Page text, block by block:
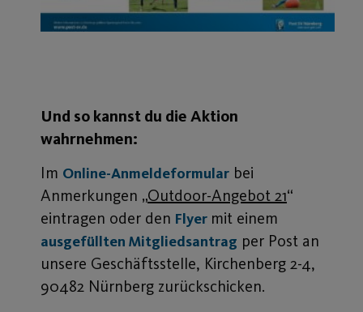
Und so kannst du die Aktion
wahrnehmen:
Im Online-Anmeldeformular bei
Anmerkungen „Outdoor-Angebot 21“
eintragen oder den Flyer mit einem
ausgefüllten Mitgliedsantrag per Post an
unsere Geschäftsstelle, Kirchenberg 2-4,
90482 Nürnberg zurückschicken.